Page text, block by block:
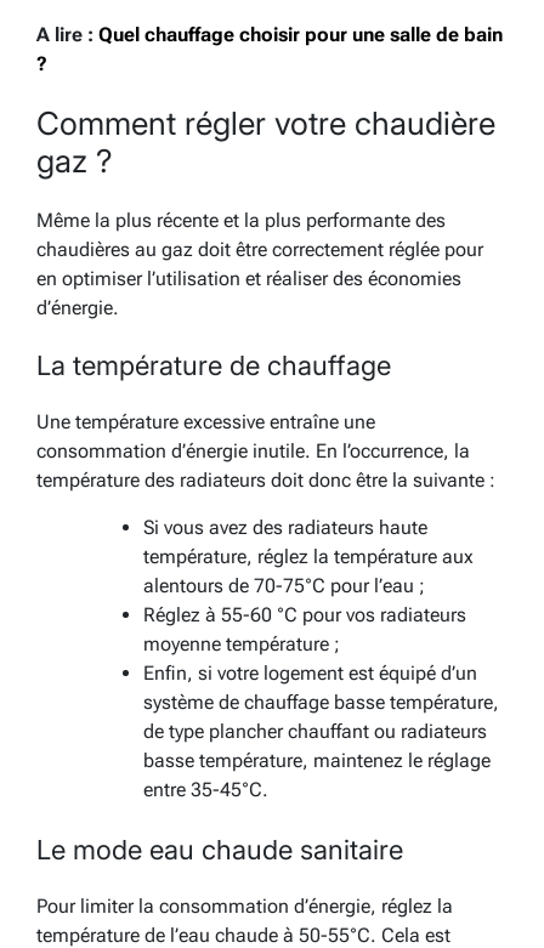
A lire : Quel chauffage choisir pour une salle de bain
?
Comment régler votre chaudière
gaz ?
Même la plus récente et la plus performante des
chaudières au gaz doit être correctement réglée pour
en optimiser l’utilisation et réaliser des économies
d’énergie.
La température de chauffage
Une température excessive entraîne une
consommation d’énergie inutile. En l’occurrence, la
température des radiateurs doit donc être la suivante :
Si vous avez des radiateurs haute
température, réglez la température aux
alentours de 70-75°C pour l’eau ;
Réglez à 55-60 °C pour vos radiateurs
moyenne température ;
Enfin, si votre logement est équipé d’un
système de chauffage basse température,
de type plancher chauffant ou radiateurs
basse température, maintenez le réglage
entre 35-45°C.
Le mode eau chaude sanitaire
Pour limiter la consommation d’énergie, réglez la
température de l’eau chaude à 50-55°C. Cela est